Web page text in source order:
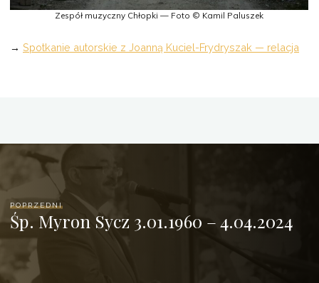
Zespół muzyczny Chłopki — Foto © Kamil Paluszek
→Spotkanie autorskie z Joanną Kuciel-Frydryszak — relacja
POPRZEDNI
Śp. Myron Sycz 3.01.1960 – 4.04.2024